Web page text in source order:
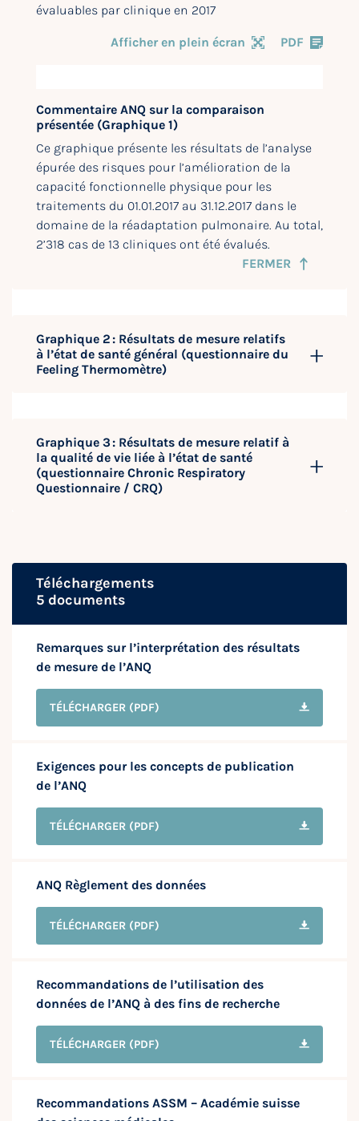
évaluables par clinique en 2017
Afficher en plein écran PDF
Commentaire ANQ sur la comparaison
présentée (Graphique 1)
Ce graphique présente les résultats de l’analyse
épurée des risques pour l’amélioration de la
capacité fonctionnelle physique pour les
traitements du 01.01.2017 au 31.12.2017 dans le
domaine de la réadaptation pulmonaire. Au total,
2’318 cas de 13 cliniques ont été évalués.
FERMER
Graphique 2 : Résultats de mesure relatifs
à l’état de santé général (questionnaire du
Feeling Thermomètre)
Graphique 3 : Résultats de mesure relatif à
la qualité de vie liée à l’état de santé
(questionnaire Chronic Respiratory
Questionnaire / CRQ)
Téléchargements
5 documents
Remarques sur l’interprétation des résultats
de mesure de l’ANQ
TÉLÉCHARGER (PDF)
Exigences pour les concepts de publication
de l’ANQ
TÉLÉCHARGER (PDF)
ANQ Règlement des données
TÉLÉCHARGER (PDF)
Recommandations de l’utilisation des
données de l’ANQ à des fins de recherche
TÉLÉCHARGER (PDF)
Recommandations ASSM – Académie suisse